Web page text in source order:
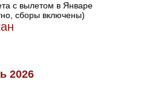
с вылетом в Январе
сборы включены)
2026